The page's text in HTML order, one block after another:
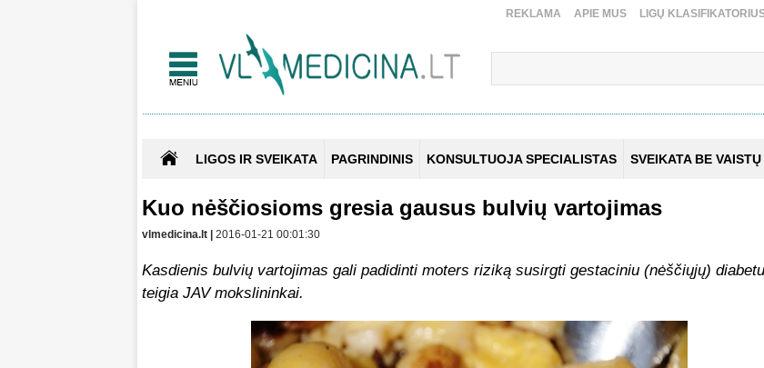
REKLAMA APIE MUS LIGŲ
LIGOS IR SVEIKATA PAGRINDINIS KONSULTUOJA SPECIALISTAS SVEIKATA BE VAISTŲ
Kuo nėščiosioms gresia gausus bulvių vartojimas
vlmedicina.lt | 2016-01-21 00:01:30
Kasdienis bulvių vartojimas gali padidinti moters riziką susirgti gestaciniu (nėščiųjų)
teigia JAV mokslininkai.